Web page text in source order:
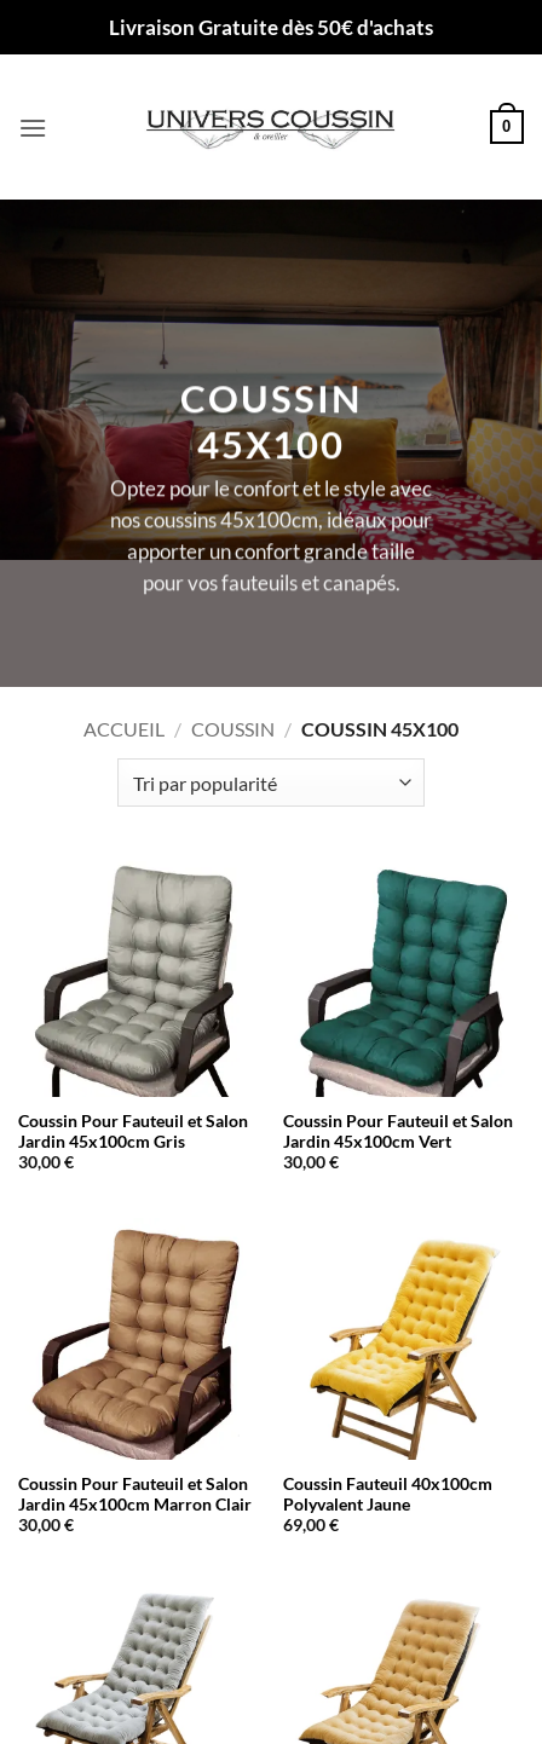
Livraison Gratuite dès 50€ d'achats
0
COUSSIN
45X100
Optez pour le confort et le style avec
nos coussins 45x100cm, idéaux pour
apporter un confort grande taille
pour vos fauteuils et canapés.
ACCUEIL / COUSSIN / COUSSIN 45X100
Coussin Pour Fauteuil et Salon
Jardin 45x100cm Gris
30,00€
Coussin Pour Fauteuil et Salon
Jardin 45x100cm Vert
30,00€
Coussin Pour Fauteuil et Salon
Jardin 45x100cm Marron Clair
30,00€
Coussin Fauteuil 40x100cm
Polyvalent Jaune
69,00€